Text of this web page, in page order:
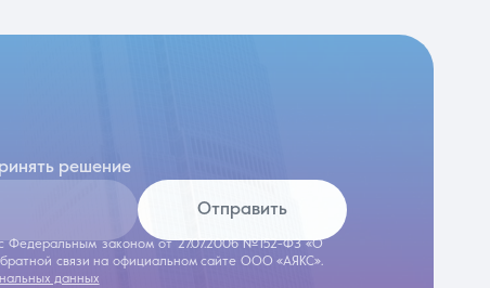
решение
Отправить
Федеральным законом от 27.07.2006 №152-ФЗ «О
связи на официальном сайте ООО «АЯКС».
данных